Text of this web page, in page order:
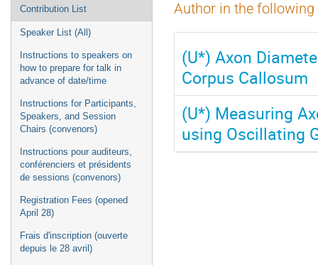
Contribution List
Speaker List (All)
Instructions to speakers on
how to prepare for talk in
advance of date/time
Instructions for Participants,
Speakers, and Session
Chairs (convenors)
Instructions pour auditeurs,
conférenciers et présidents
de sessions (convenors)
Registration Fees (opened
April 28)
Frais d'inscription (ouverte
depuis le 28 avril)
Author in the
(U*) Axon
Corpus Callosum
(U*) Measuring
using Oscillating